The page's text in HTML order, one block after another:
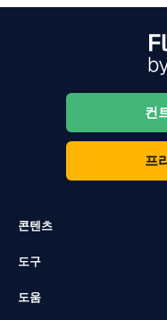
컨
프
콘텐츠
도구
도움